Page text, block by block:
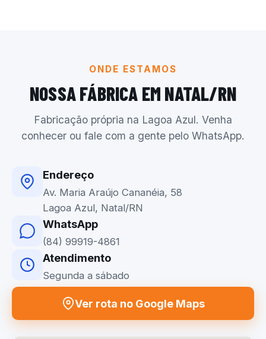
ONDE ESTAMOS
NOSSA FÁBRICA EM NATAL/RN
Fabricação própria na Lagoa Azul. Venha
conhecer ou fale com a gente pelo WhatsApp.
Endereço
Av. Maria Araújo Cananéia, 58
Lagoa Azul, Natal/RN
WhatsApp
(84) 99919-4861
Atendimento
Segunda a sábado
Ver rota no Google Maps